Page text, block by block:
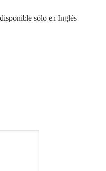
sólo en Inglés